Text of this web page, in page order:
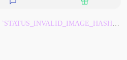
评
文
解决新Edge浏览器报 `STATUS_INVALID_IMAGE_HASH` 问题